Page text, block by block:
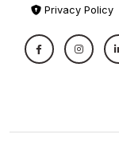
Privacy Policy